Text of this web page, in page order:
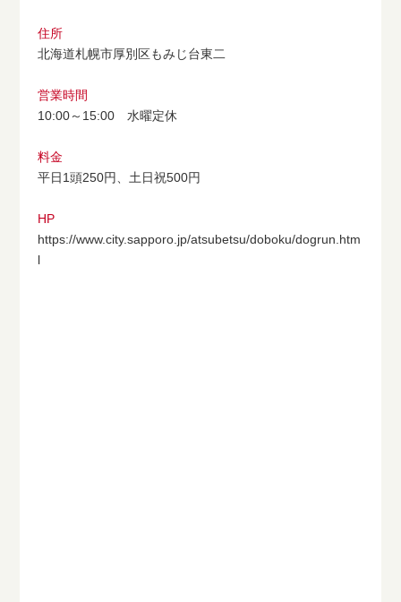
住所
北海道札幌市厚別区もみじ台東二
営業時間
10:00～15:00 水曜定休
料金
平日1頭250円、土日祝500円
HP
https://www.city.sapporo.jp/atsubetsu/doboku/dogrun.htm
l